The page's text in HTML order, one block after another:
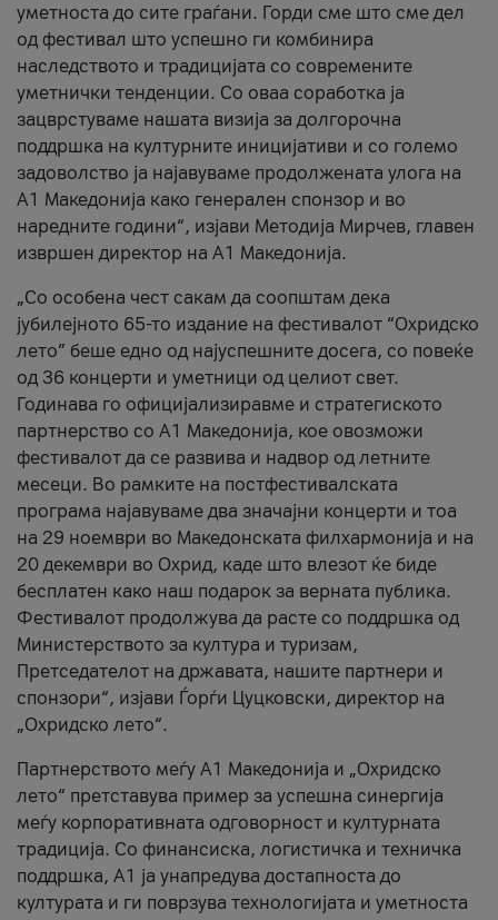
уметноста до сите граѓани. Горди сме што сме дел
од фестивал што успешно ги комбинира
наследството и традицијата со современите
уметнички тенденции. Со оваа соработка ја
зацврстуваме нашата визија за долгорочна
поддршка на културните иницијативи и со големо
задоволство ја најавуваме продолжената улога на
A1 Македонија како генерален спонзор и во
наредните години“, изјави Методија Мирчев, главен
извршен директор на A1 Македонија.
„Со особена чест сакам да соопштам дека
јубилејното 65-то издание на фестивалот “Охридско
лето” беше едно од најуспешните досега, со повеќе
од 36 концерти и уметници од целиот свет.
Годинава го официјализиравме и стратегиското
партнерство со А1 Македонија, кое овозможи
фестивалот да се развива и надвор од летните
месеци. Во рамките на постфестивалската
програма најавуваме два значајни концерти и тоа
на 29 ноември во Македонската филхармонија и на
20 декември во Охрид, каде што влезот ќе биде
бесплатен како наш подарок за верната публика.
Фестивалот продолжува да расте со поддршка од
Министерството за култура и туризам,
Претседателот на државата, нашите партнери и
спонзори“, изјави Ѓорѓи Цуцковски, директор на
„Охридско лето“.
Партнерството меѓу A1 Македонија и „Охридско
лето“ претставува пример за успешна синергија
меѓу корпоративната одговорност и културната
традиција. Со финансиска, логистичка и техничка
поддршка, A1 ја унапредува достапноста до
културата и ги поврзува технологијата и уметноста